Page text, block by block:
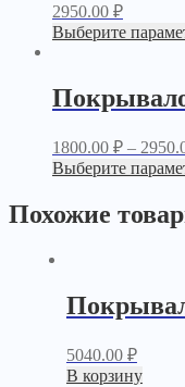
2950.00 ₽
Выберите
1800.00 ₽ –
Выберите
Похожие
5040.00 ₽
В корзину